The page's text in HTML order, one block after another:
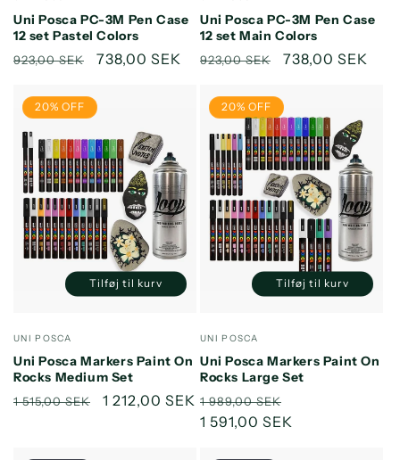
Uni Posca PC-3M Pen Case
12 set Pastel Colors
Normalpris
923,00 SEK Udsalgspris
738,00 SEK
Title
Title
Uni Posca PC-3M Pen Case
12 set Main Colors
Normalpris
923,00 SEK Udsalgspris
738,00 SEK
Title
Title
20% OFF
Forhandler:
UNI POSCA
Uni Posca Markers Paint On
Rocks Medium Set
Normalpris
1 515,00 SEK Udsalgspris
1 212,00 SEK
Reducer
Title
Øg
Title
Tilføj til kurv
20% OFF
Forhandler:
UNI POSCA
Uni Posca Markers Paint On
Rocks Large Set
Normalpris
1 989,00 SEK
1 591,00 SEK
Reducer
Title
Øg
Title
Tilføj til kurv